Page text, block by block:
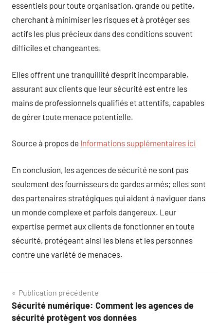
essentiels pour toute organisation, grande ou petite,
cherchant à minimiser les risques et à protéger ses
actifs les plus précieux dans des conditions souvent
difficiles et changeantes.
Elles offrent une tranquillité d’esprit incomparable,
assurant aux clients que leur sécurité est entre les
mains de professionnels qualifiés et attentifs, capables
de gérer toute menace potentielle.
Source à propos de Informations supplémentaires ici
En conclusion, les agences de sécurité ne sont pas
seulement des fournisseurs de gardes armés; elles sont
des partenaires stratégiques qui aident à naviguer dans
un monde complexe et parfois dangereux. Leur
expertise permet aux clients de fonctionner en toute
sécurité, protégeant ainsi les biens et les personnes
contre une variété de menaces.
Navigation
de
Publication précédente
Sécurité numérique: Comment les agences de
sécurité protègent vos données